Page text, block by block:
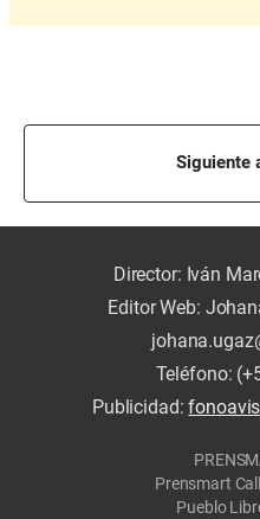
Siguiente
Director: Iván
Editor Web:
Teléfono:
Publicidad:
Prensmart
Pueblo